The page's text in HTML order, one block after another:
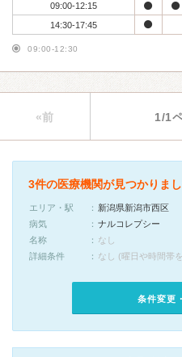
09:00-12:15
14:30-17:45
09:00-12:30
«前 1/1
3件の医療機関が見つかりま
エリア・駅
新潟県新潟市西区
病気
ナルコレプシー
名称
なし
詳細条件
なし (曜日や時間帯
条件変更